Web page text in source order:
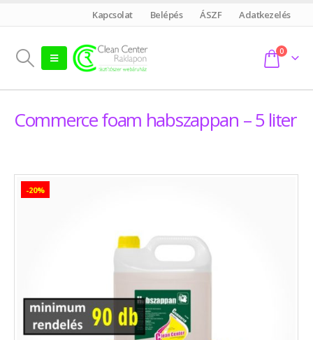
Kapcsolat Belépés ÁSZF Adatkezelés
0
Commerce foam habszappan – 5 liter
-20%